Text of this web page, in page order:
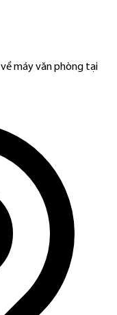
về máy văn phòng tại